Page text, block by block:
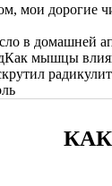
в домашней
Как мышцы